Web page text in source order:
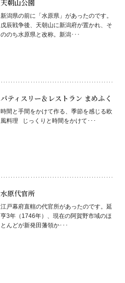
天朝山公園
新潟県の前に「水原県」があったのです。
戊辰戦争後、天朝山に新潟府が置かれ、そ
ののち水原県と改称。新潟･･･
パティスリー＆レストラン まめふく
時間と手間をかけて作る、季節を感じる欧
風料理 じっくりと時間をかけて･･･
水原代官所
江戸幕府直轄の代官所があったのです。延
亨3年（1746年）、現在の阿賀野市域のほ
とんどが新発田藩領か･･･